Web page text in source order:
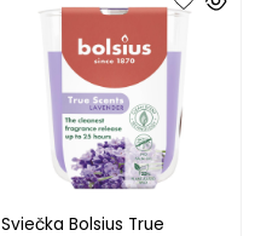
Sviečka Bolsius True